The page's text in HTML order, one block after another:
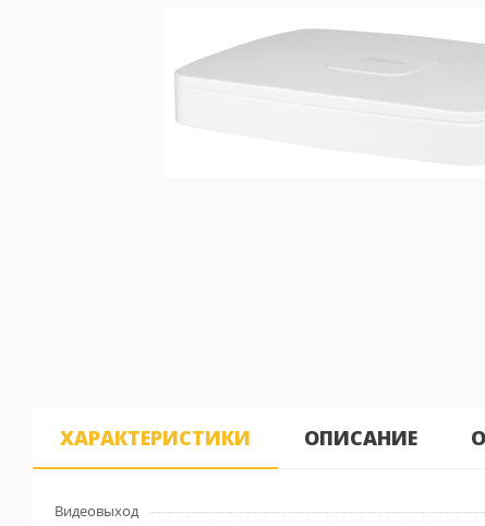
ХАРАКТЕРИСТИКИ ОПИСАНИЕ
Видеовыход